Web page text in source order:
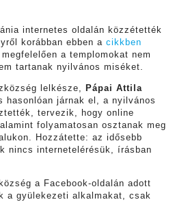
internetes oldalán közzétették
korábban ebben a cikkben
a templomokat nem
tartanak nyilvános miséket.
lelkésze,
Pápai Attila
hasonlóan járnak el, a nyilvános
tervezik, hogy online
folyamatosan osztanak meg
Hozzátette: az idősebb
nincs internetelérésük, írásban
a Facebook-oldalán adott
a gyülekezeti alkalmakat, csak